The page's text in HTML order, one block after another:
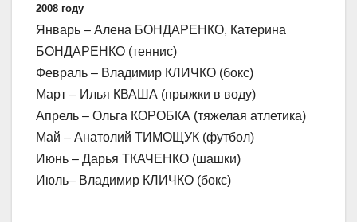
2008 году
Январь – Алена БОНДАРЕНКО, Катерина
БОНДАРЕНКО (теннис)
Февраль – Владимир КЛИЧКО (бокс)
Март – Илья КВАША (прыжки в воду)
Апрель – Ольга КОРОБКА (тяжелая атлетика)
Май – Анатолий ТИМОЩУК (футбол)
Июнь – Дарья ТКАЧЕНКО (шашки)
Июль– Владимир КЛИЧКО (бокс)